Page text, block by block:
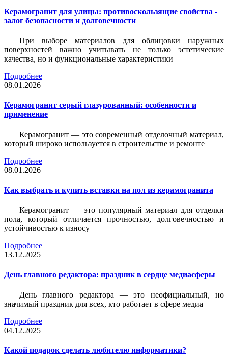
Керамогранит для улицы: противоскользящие свойства -
залог безопасности и долговечности
При выборе материалов для облицовки наружных
поверхностей важно учитывать не только эстетические
качества, но и функциональные характеристики
Подробнее
08.01.2026
Керамогранит серый глазурованный: особенности и
применение
Керамогранит — это современный отделочный материал,
который широко используется в строительстве и ремонте
Подробнее
08.01.2026
Как выбрать и купить вставки на пол из керамогранита
Керамогранит — это популярный материал для отделки
пола, который отличается прочностью, долговечностью и
устойчивостью к износу
Подробнее
13.12.2025
День главного редактора: праздник в сердце медиасферы
День главного редактора — это неофициальный, но
значимый праздник для всех, кто работает в сфере медиа
Подробнее
04.12.2025
Какой подарок сделать любителю информатики?